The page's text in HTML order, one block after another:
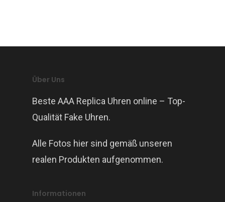
Über Uns
Beste AAA Replica Uhren online – Top-
Qualität Fake Uhren.
Alle Fotos hier sind gemäß unseren
realen Produkten aufgenommen.
Informationen